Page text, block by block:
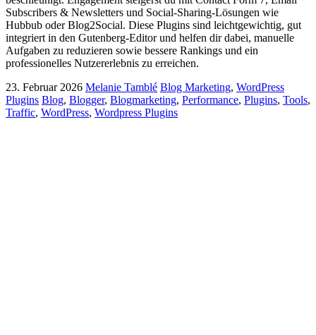
Subscribers & Newsletters und Social-Sharing-Lösungen wie
Hubbub oder Blog2Social. Diese Plugins sind leichtgewichtig, gut
integriert in den Gutenberg-Editor und helfen dir dabei, manuelle
Aufgaben zu reduzieren sowie bessere Rankings und ein
professionelles Nutzererlebnis zu erreichen.
23. Februar 2026 Melanie Tamblé Blog Marketing, WordPress
Plugins Blog, Blogger, Blogmarketing, Performance, Plugins, Tools,
Traffic, WordPress, Wordpress Plugins